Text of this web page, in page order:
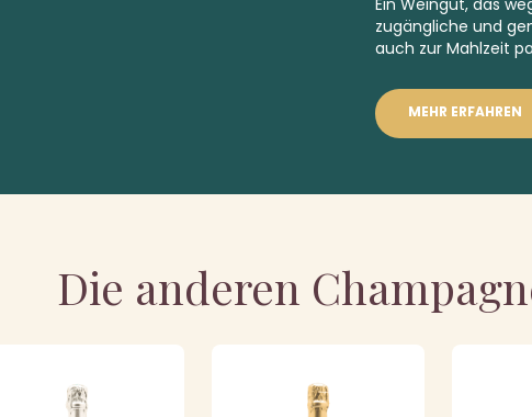
zugängliche und
auch zur Mahlzeit
MEHR ERFAHREN
Die anderen